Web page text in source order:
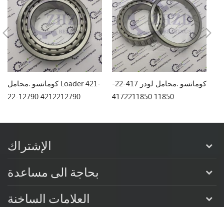
كوماتسو .محامل Loader 421-
22-12790 4212212790
كوماتسو .محامل لودر 417-22-
11850 4172211850
الإشتراك
بحاجة الى مساعدة
العلامات الساخنة